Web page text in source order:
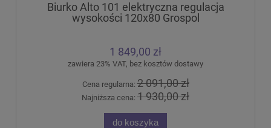
Biurko Alto 101 elektryczna regulacja
wysokości 120x80 Grospol
1 849,00 zł
zawiera 23% VAT, bez kosztów dostawy
Cena regularna:2 091,00 zł
Najniższa cena: 1 930,00 zł
do koszyka